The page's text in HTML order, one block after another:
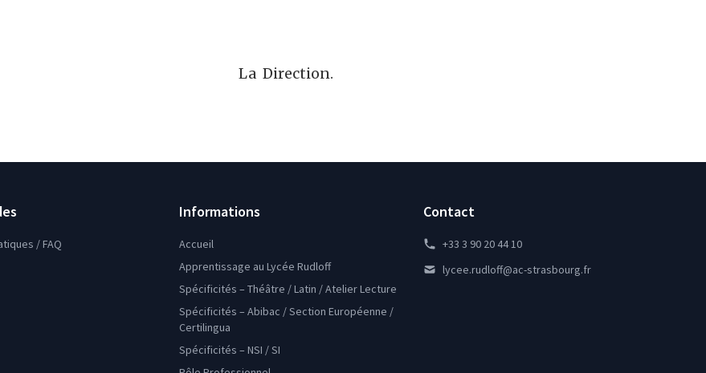
La Direction.
/ FAQ
Informations
Accueil
Apprentissage au Lycée Rudloff
Spécificités – Théâtre / Latin / Atelier Lecture
Spécificités – Abibac / Section Européenne /
Certilingua
Spécificités – NSI / SI
Contact
+33 3 90 20 44 10
lycee.rudloff@ac-strasbourg.fr